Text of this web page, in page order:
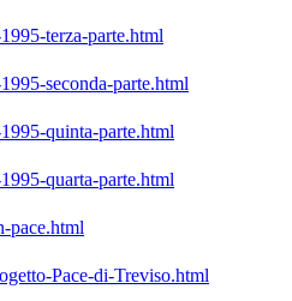
terza-parte.html
seconda-parte.html
quinta-parte.html
quarta-parte.html
pace.html
Pace-di-Treviso.html